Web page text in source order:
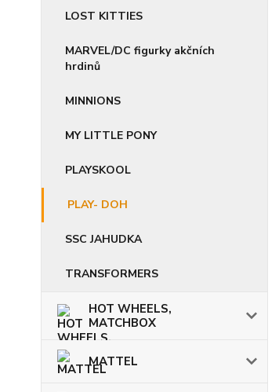
LOST KITTIES
MARVEL/DC figurky akčních
hrdinů
MINNIONS
MY LITTLE PONY
PLAYSKOOL
PLAY- DOH
SSC JAHUDKA
TRANSFORMERS
HOT WHEELS,
MATCHBOX
MATTEL